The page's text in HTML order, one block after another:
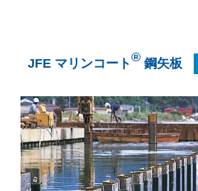
JFE マリンコート® 鋼矢板